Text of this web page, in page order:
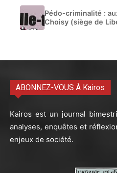
Pédo-criminalité :
Choisy (siège de
ABONNEZ-VOUS À Kairos
Kairos est un journal
analyses, enquêtes et
enjeux de société.